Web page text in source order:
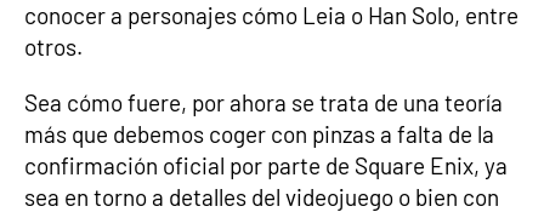
conocer a personajes cómo Leia o Han Solo, entre
otros.
Sea cómo fuere, por ahora se trata de una teoría
más que debemos coger con pinzas a falta de la
confirmación oficial por parte de Square Enix, ya
sea en torno a detalles del videojuego o bien con